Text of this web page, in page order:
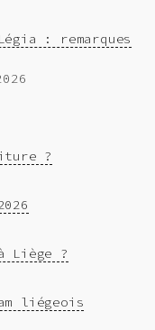
: remarques
?
Liège ?
liégeois